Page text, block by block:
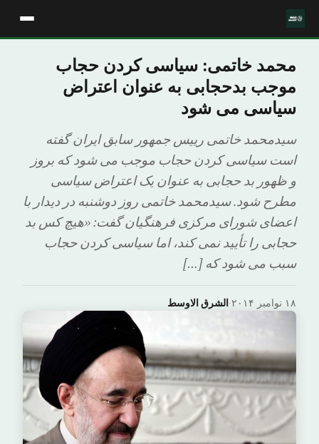
محمد خاتمی: سیاسی کردن حجاب
موجب بدحجابی به عنوان اعتراض
سیاسی می شود
سیدمحمد خاتمی رییس جمهور سابق ایران گفته
است سیاسی کردن حجاب موجب می شود که بروز
و ظهور بد حجابی به عنوان یک اعتراض سیاسی
مطرح شود. سیدمحمد خاتمی روز دوشنبه در دیدار با
اعضای شورای مرکزی فرهنگیان گفت: «هیچ کس بد
حجابی را تأیید نمی کند، اما سیاسی کردن حجاب
سبب می شود که […]
الشرق الاوسط· ۱۸ نوامبر ۲۰۱۴